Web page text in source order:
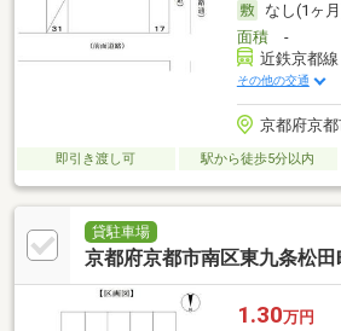
なし(1ヶ
面積-
近鉄京都
その他の交通
京都府京
即引き渡し可 駅から徒歩5分以内
貸駐車場
京都府京都市南区東九条松田
1.30万円